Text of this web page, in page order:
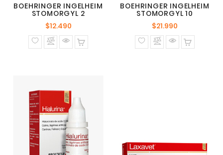
BOEHRINGER INGELHEIM
STOMORGYL 2
$12.490Precio
normal
BOEHRINGER INGELHEIM
STOMORGYL 10
$21.990
normal